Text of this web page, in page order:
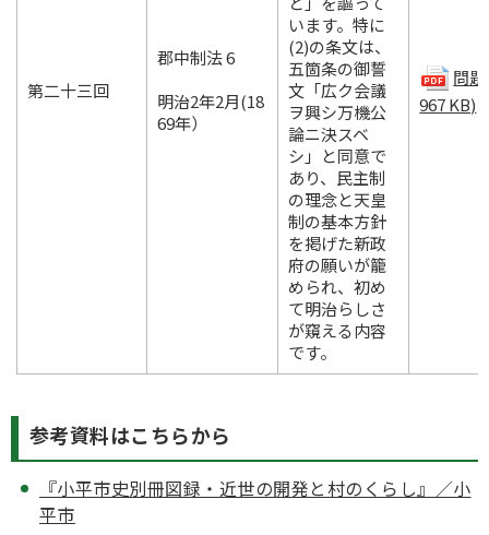
第二十三回
郡中制法 6
明治2年2月(18
69年）
います。特に
(2)の条文は、
五箇条の御誓
文「広ク会議
ヲ興シ万機公
論ニ決スベ
シ」と同意で
あり、民主制
の理念と天皇
制の基本方針
を掲げた新政
府の願いが籠
められ、初め
て明治らしさ
が窺える内容
です。
問
967 KB)
参考資料はこちらから
『小平市史別冊図録・近世の開発と村のくらし』／小
平市